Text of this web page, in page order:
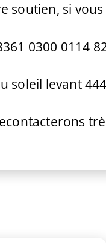
soutien, si
0300 0114
soleil levant